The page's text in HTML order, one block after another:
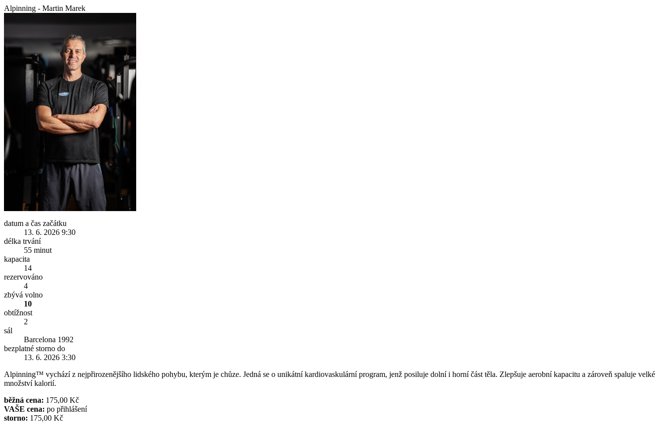
Alpinning - Martin Marek
datum a čas začátku
13. 6. 2026 9:30
délka trvání
55 minut
kapacita
14
rezervováno
4
zbývá volno
10
obtížnost
2
sál
Barcelona 1992
bezplatné storno do
13. 6. 2026 3:30
Alpinning™ vychází z nejpřirozenějšího lidského pohybu, kterým je chůze. Jedná se o unikátní kardiovaskulární program, jenž posiluje dolní i horní část těla. Zlepšuje aerobní kapacitu a zároveň spaluje velké
množství kalorií.
běžná cena: 175,00 Kč
VAŠE cena: po přihlášení
storno: 175,00 Kč